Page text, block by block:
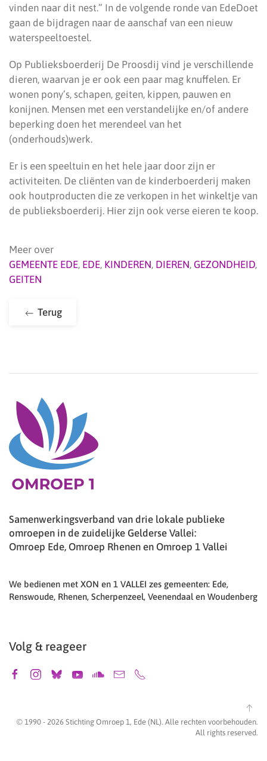
vinden naar dit nest.” In de volgende ronde van EdeDoet
gaan de bijdragen naar de aanschaf van een nieuw
waterspeeltoestel.
Op Publieksboerderij De Proosdij vind je verschillende
dieren, waarvan je er ook een paar mag knuffelen. Er
wonen pony’s, schapen, geiten, kippen, pauwen en
konijnen. Mensen met een verstandelijke en/of andere
beperking doen het merendeel van het
(onderhouds)werk.
Er is een speeltuin en het hele jaar door zijn er
activiteiten. De cliënten van de kinderboerderij maken
ook houtproducten die ze verkopen in het winkeltje van
de publieksboerderij. Hier zijn ook verse eieren te koop.
Meer over
GEMEENTE EDE, EDE, KINDEREN, DIEREN, GEZONDHEID,
GEITEN
Terug
Samenwerkingsverband van drie lokale publieke
omroepen in de zuidelijke Gelderse Vallei:
Omroep Ede, Omroep Rhenen en Omroep 1 Vallei
We bedienen met XON en 1 VALLEI zes gemeenten: Ede,
Renswoude, Rhenen, Scherpenzeel, Veenendaal en Woudenberg
Volg & reageer
© 1990 - 2026 Stichting Omroep 1, Ede (NL). Alle rechten voorbehouden.
All rights reserved.